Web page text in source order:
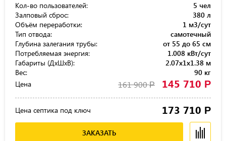
Кол-во пользователей:
5 чел
Залповый сброс:
380 л
Объём переработки:
1 м3/сут
Тип отвода:
самотечный
Глубина залегания трубы:
от 55 до 65 см
Потребляемая энергия:
1.008 кВт/сут
Габариты (ДхШхВ):
2.07x1x1.38 м
Вес:
90 кг
Цена
161 900Р 145 710 Р
Цена септика под ключ 173 710 Р
ЗАКАЗАТЬ